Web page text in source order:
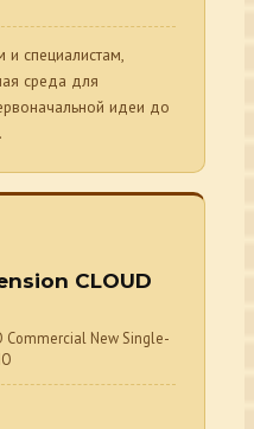
и специалистам,
среда для
идеи до
CLOUD
Commercial New Single-